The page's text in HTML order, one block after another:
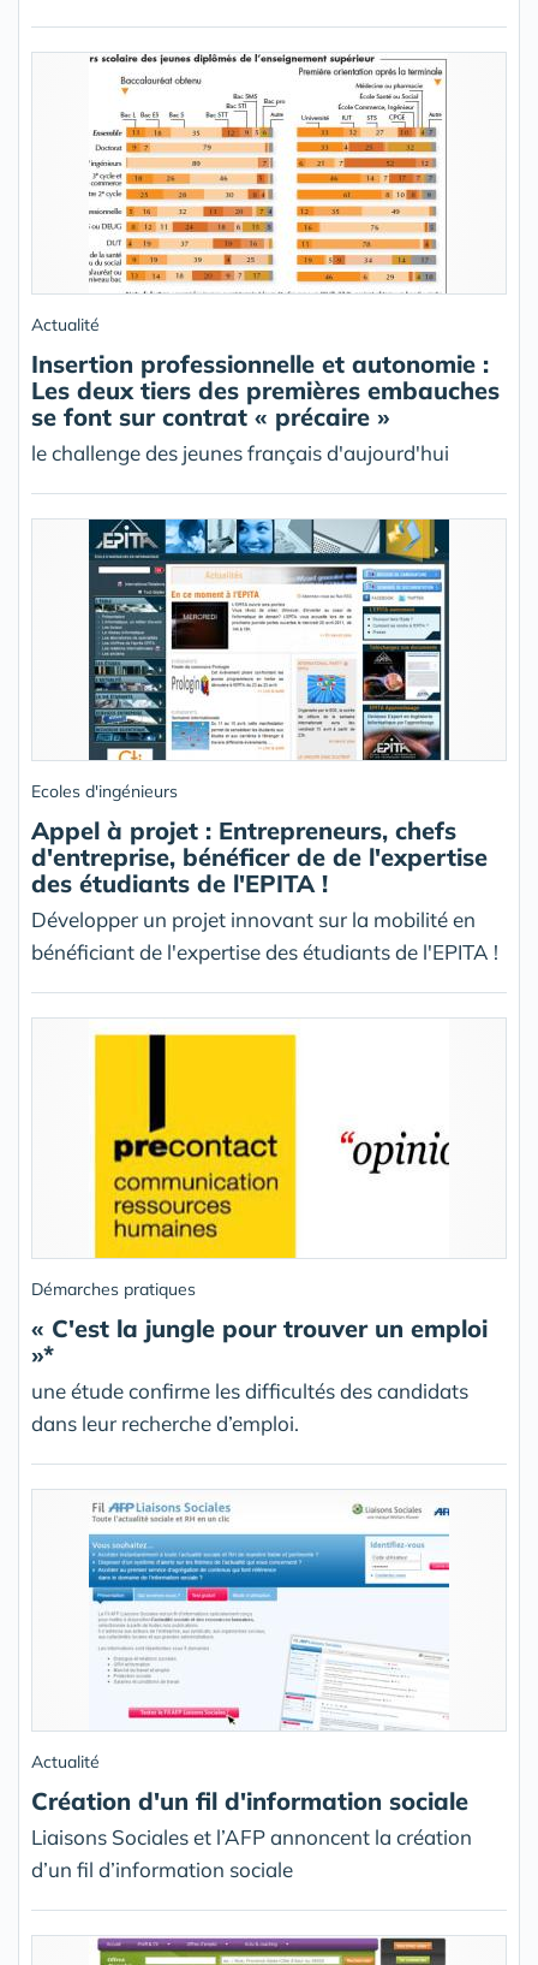
Actualité
Insertion professionnelle et autonomie :
Les deux tiers des premières embauches
se font sur contrat « précaire »
le challenge des jeunes français d'aujourd'hui
Ecoles d'ingénieurs
Appel à projet : Entrepreneurs, chefs
d'entreprise, bénéficer de de l'expertise
des étudiants de l'EPITA !
Développer un projet innovant sur la mobilité en
bénéficiant de l'expertise des étudiants de l'EPITA !
Démarches pratiques
« C'est la jungle pour trouver un emploi
»*
une étude confirme les difficultés des candidats
dans leur recherche d’emploi.
Actualité
Création d'un fil d'information sociale
Liaisons Sociales et l’AFP annoncent la création
d’un fil d’information sociale